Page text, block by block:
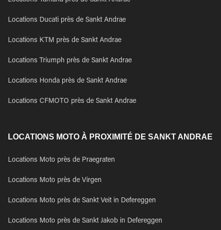
Locations Ducati près de Sankt Andrae
Locations KTM près de Sankt Andrae
Locations Triumph près de Sankt Andrae
Locations Honda près de Sankt Andrae
Locations CFMOTO près de Sankt Andrae
LOCATIONS MOTO À PROXIMITÉ DE SANKT ANDRAE
Locations Moto près de Praegraten
Locations Moto près de Virgen
Locations Moto près de Sankt Veit in Defereggen
Locations Moto près de Sankt Jakob in Defereggen